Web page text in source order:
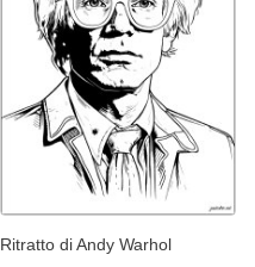
Ritratto di Andy Warhol